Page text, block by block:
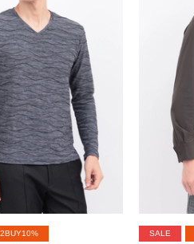
2BUY10% SALE